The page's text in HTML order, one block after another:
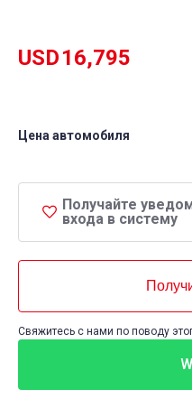
USD16,795
Цена автомобиля
Получайте
входа в систему
Свяжитесь с нами по поводу